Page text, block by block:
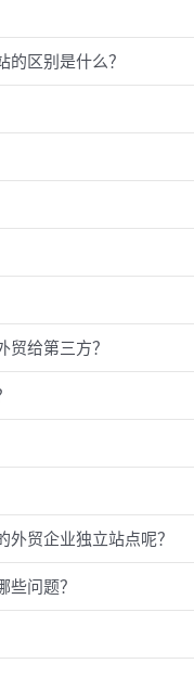
区别是什么？
给第三方？
贸企业独立站点呢？
问题？